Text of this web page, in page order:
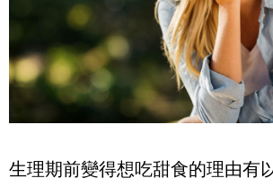
生理期前變得想吃甜食的理由有